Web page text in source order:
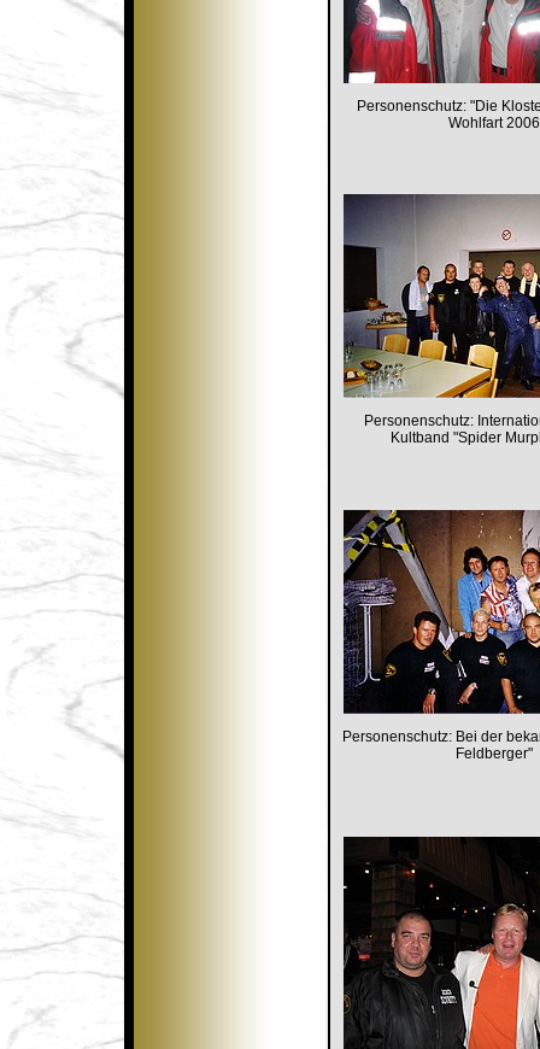
Personenschutz: "Die
Wohlfart 2006
Personenschutz:
Kultband "Spider
Personenschutz: Bei der
Feldberger"